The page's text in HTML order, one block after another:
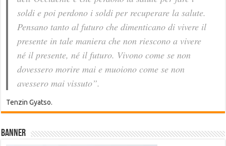
soldi e poi perdono i soldi per recuperare la salute.
Pensano tanto al futuro che dimenticano di vivere il
presente in tale maniera che non riescono a vivere
né il presente, né il futuro. Vivono come se non
dovessero morire mai e muoiono come se non
avessero mai vissuto”.
Tenzin Gyatso.
Banner